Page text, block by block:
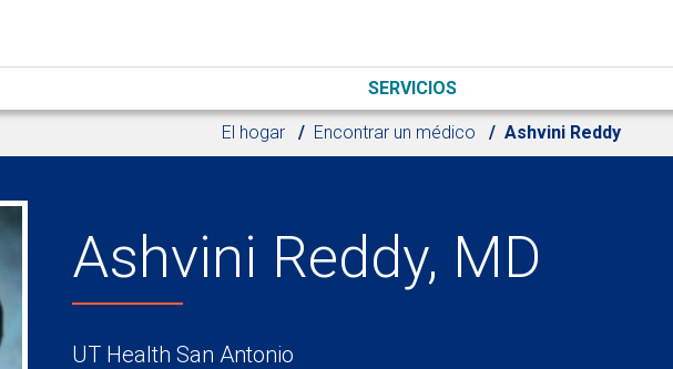
SERVICIOS
El hogar Encontrar un médico Ashvini Reddy
Ashvini Reddy, MD
UT Health San Antonio